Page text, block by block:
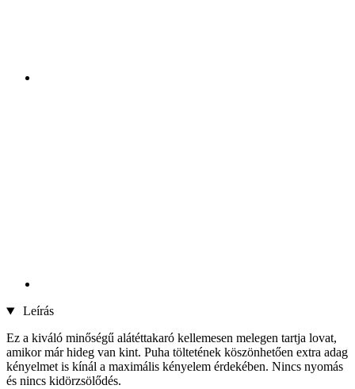
Leírás
Ez a kiváló minőségű alátéttakaró kellemesen melegen tartja lovat,
amikor már hideg van kint. Puha töltetének köszönhetően extra adag
kényelmet is kínál a maximális kényelem érdekében. Nincs nyomás
és nincs kidörzsölődés.